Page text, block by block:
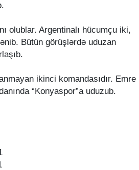
olublar. Argentinalı hücumçu iki,
Bütün görüşlərdə uduzan
ikinci komandasıdır. Emre
“Konyaspor”a uduzub.